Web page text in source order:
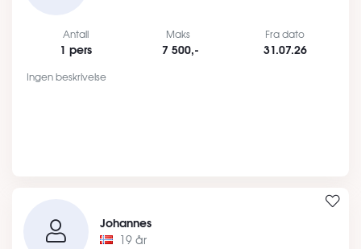
Antall
1 pers
Maks
7 500,-
Fra dato
31.07.26
Ingen beskrivelse
Johannes
19 år